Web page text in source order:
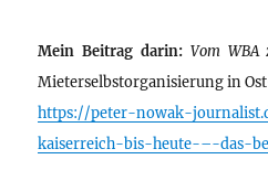
Mein Beitrag darin: Vom
Mieterselbstorganisierung in
https://peter-nowak-
kaiserreich-bis-heute-–-das-